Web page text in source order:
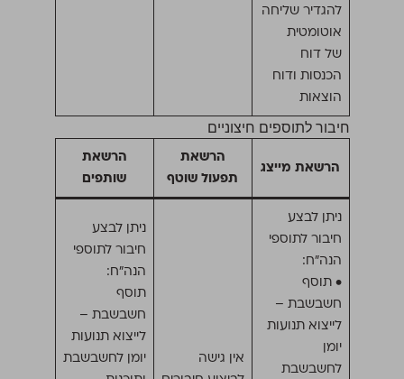
להגדיר שליחה
אוטומטית
של דוח
הכנסות ודוח
הוצאות
חיבור לתוספים חיצוניים
הרשאת מייצג
הרשאת
תפעול שוטף
הרשאת
שותפים
ניתן לבצע
חיבור לתוספי
הנה״ח:
• תוסף
חשבשבת –
לייצוא תנועות
יומן
לחשבשבת
אין גישה
ניתן לבצע
חיבור לתוספי
הנה״ח:
תוסף
חשבשבת –
לייצוא תנועות
יומן לחשבשבת